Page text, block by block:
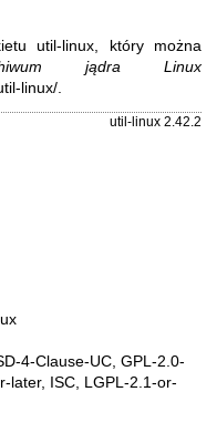
util-linux, który można
jądra Linux
linux/.
util-linux 2.42.2
4-Clause-UC, GPL-2.0-
later, ISC, LGPL-2.1-or-